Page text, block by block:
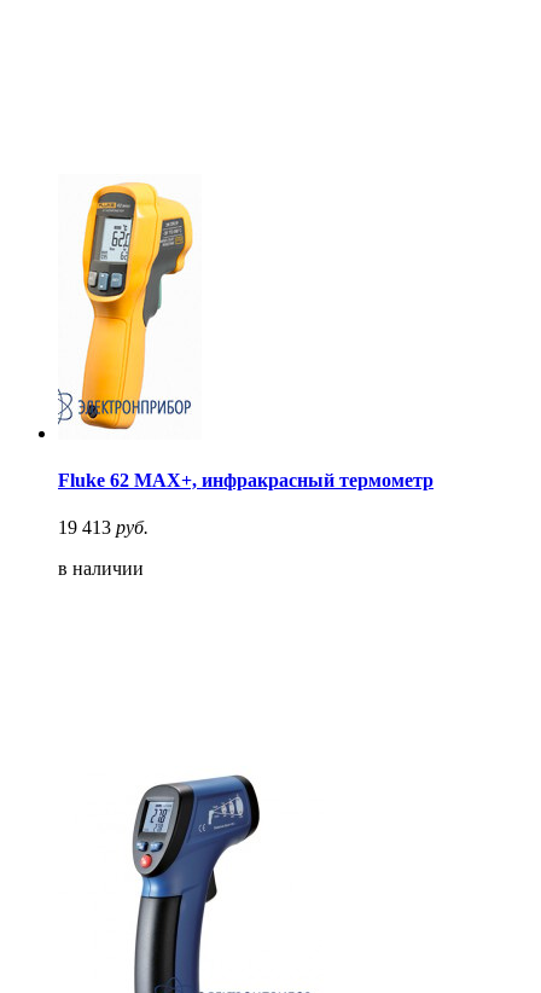
Fluke 62 MAX+, инфракрасный термометр
19 413 руб.
в наличии